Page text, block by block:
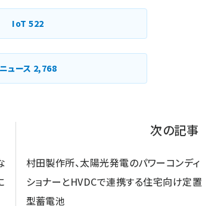
IoT522
ニュース 2,768
次の記事
村田製作所、太陽光発電のパワーコンディ
ショナーとHVDCで連携する住宅向け定置
型蓄電池